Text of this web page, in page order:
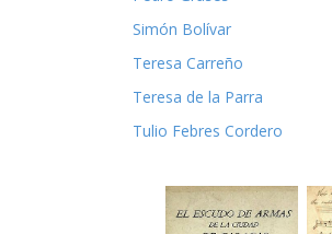
Simón Bolívar
Teresa Carreño
Teresa de la Parra
Tulio Febres Cordero